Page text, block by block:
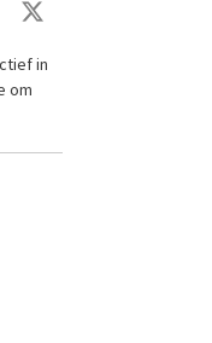
in
om